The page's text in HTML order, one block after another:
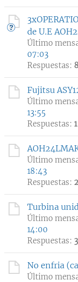
de U.E
Último
07:03
Respuestas: 8
Fujitsu
Último
13:55
Respuestas: 1
Último
18:43
Respuestas:
Turbina
Último
14:00
Respuestas: 3
No enfria
Último